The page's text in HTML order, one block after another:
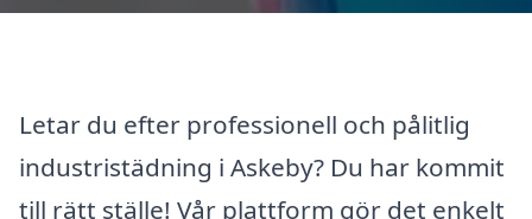
Letar du efter professionell och pålitlig
industristädning i Askeby? Du har kommit
till rätt ställe! Vår plattform gör det enkelt